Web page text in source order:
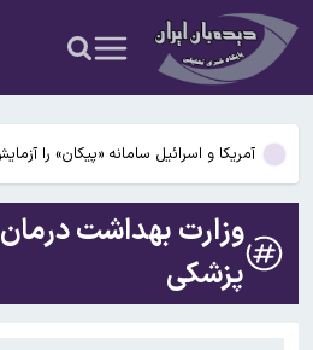
واشنگتن تنگه هرمز را باز نمی کنیم
اتحادیه اروپا ۵ فرد مرتبط با صنایع دفاعی روسیه را تحریم کرد
تداوم نقض آتش‌بس؛حمله توپخانه‌ای و
لبنان
آمریکا و اسرائیل سامانه «پیکان» را
آغاز ثبت‌نام‌ آزمون کارشناسی ارشد علوم
عضو کمیسیون اصل نود مجلس: در
واشنگتن تنگه هرمز را باز نمی کنیم
وزارت بهداشت
پزشکی